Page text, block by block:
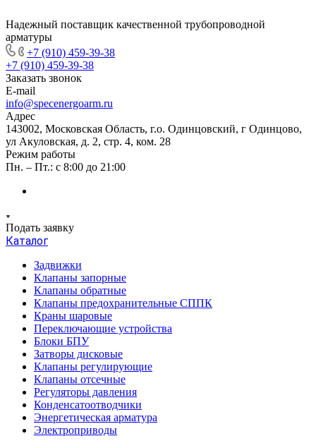
Надежный поставщик качественной трубопроводной
арматуры
+7 (910) 459-39-38
+7 (910) 459-39-38
Заказать звонок
E-mail
info@specenergoarm.ru
Адрес
143002, Московская Область, г.о. Одинцовский, г Одинцово,
ул Акуловская, д. 2, стр. 4, ком. 28
Режим работы
Пн. – Пт.: с 8:00 до 21:00
Подать заявку
Каталог
Задвижки
Клапаны запорные
Клапаны обратные
Клапаны предохранительные СППК
Краны шаровые
Переключающие устройства
Блоки БПУ
Затворы дисковые
Клапаны регулирующие
Клапаны отсечные
Регуляторы давления
Конденсатоотводчики
Энергетическая арматура
Электроприводы